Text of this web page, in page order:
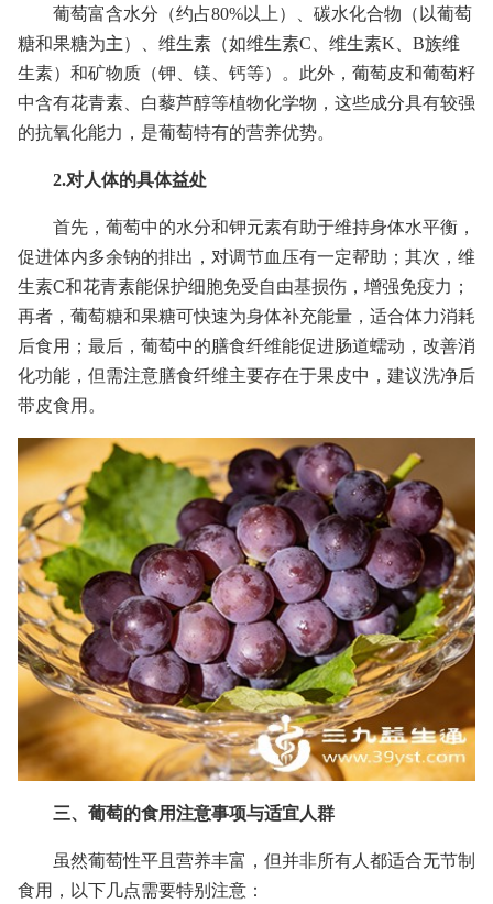
葡萄富含水分（约占80%以上）、碳水化合物（以葡萄
糖和果糖为主）、维生素（如维生素C、维生素K、B族维
生素）和矿物质（钾、镁、钙等）。此外，葡萄皮和葡萄籽
中含有花青素、白藜芦醇等植物化学物，这些成分具有较强
的抗氧化能力，是葡萄特有的营养优势。
2.对人体的具体益处
首先，葡萄中的水分和钾元素有助于维持身体水平衡，
促进体内多余钠的排出，对调节血压有一定帮助；其次，维
生素C和花青素能保护细胞免受自由基损伤，增强免疫力；
再者，葡萄糖和果糖可快速为身体补充能量，适合体力消耗
后食用；最后，葡萄中的膳食纤维能促进肠道蠕动，改善消
化功能，但需注意膳食纤维主要存在于果皮中，建议洗净后
带皮食用。
三、葡萄的食用注意事项与适宜人群
虽然葡萄性平且营养丰富，但并非所有人都适合无节制
食用，以下几点需要特别注意：